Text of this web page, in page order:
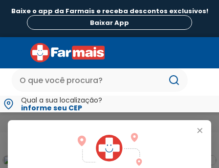
Baixe o app da Farmais e receba descontos exclusivos!
Baixar App
Qual a sua localização?
informe seu CEP
+
Pant Sec 50mg/ml com Válvula Spray